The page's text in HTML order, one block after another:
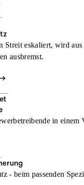
eskaliert, wird
ausbremst.
in
- beim passenden